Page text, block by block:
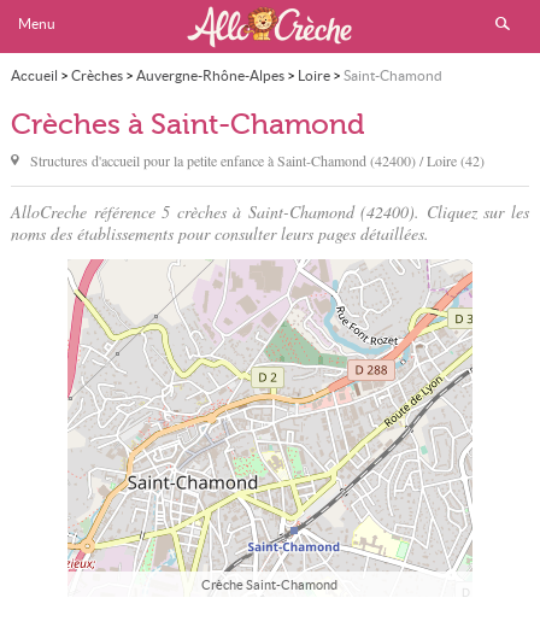
Menu
Accueil > Crèches> Auvergne-Rhône-Alpes> Loire> Saint-Chamond
Crèches à Saint-Chamond
Structures d'accueil pour la petite enfance àSaint-Chamond (42400) / Loire (42)
AlloCreche référence 5 crèches à Saint-Chamond (42400). Cliquez sur les
noms des établissements pour consulter leurs pages détaillées.
Crèche Saint-Chamond